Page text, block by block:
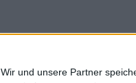
Wir und unsere Partner